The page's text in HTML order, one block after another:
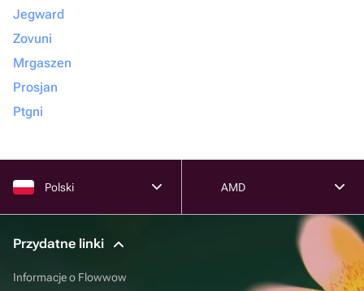
Jegward
Zovuni
Mrgaszen
Prosjan
Ptgni
Polski AMD
Przydatne linki
Informacje o Flowwow